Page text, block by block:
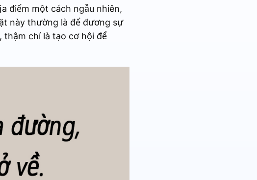
điểm một cách ngẫu nhiên,
này thường là để đương sự
chí là tạo cơ hội để